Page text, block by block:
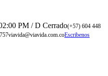
PM / D Cerrado(+57) 604 448
viavida@viavida.com.coEscribenos